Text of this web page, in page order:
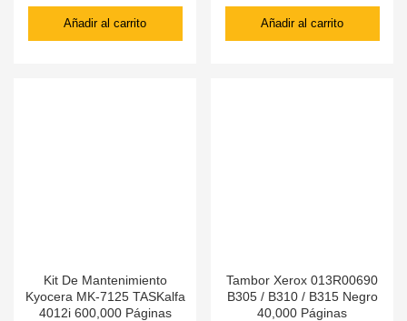
Añadir al carrito Añadir al carrito
Kit De Mantenimiento
Kyocera MK-7125 TASKalfa
4012i 600,000 Páginas
Tambor Xerox 013R00690
B305 / B310 / B315 Negro
40,000 Páginas